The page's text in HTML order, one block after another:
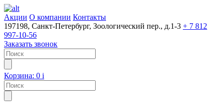
Акции О компании Контакты
197198, Санкт-Петербург, Зоологический пер., д.1-3 + 7 812
997-10-56
Заказать звонок
Корзина: 0 i